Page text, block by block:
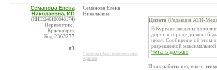
Семанова Елена
Николаевна, ИП
(ИНН:246100048174)
Перевозчик ,
Красноярск
Код:2363277
#3
Семанова Елена
Николаевна
* контакт был изменен или
удален
Цитата (Редакция АТИ-
В Кургане введены
дорог в городе должна
июля. Сообщение об этом
разрешенной
Читать дальше
И так работы нет, еще с